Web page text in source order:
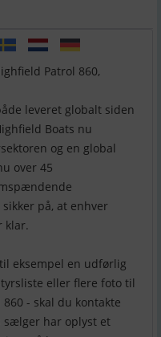
Patrol 860,
leveret globalt siden
Boats nu
og en global
over 45
på, at enhver
klar.
eksempel en udførlig
eller flere foto til
- skal du kontakte
sælger har oplyst et